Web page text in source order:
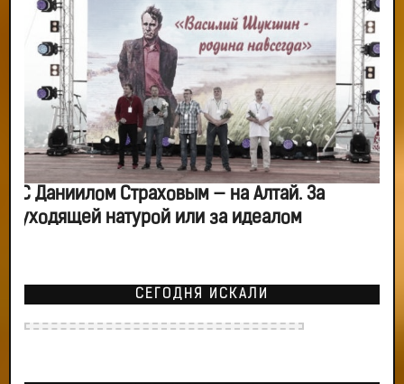
С Даниилом Страховым — на Алтай. За
уходящей натурой или за идеалом
СЕГОДНЯ ИСКАЛИ